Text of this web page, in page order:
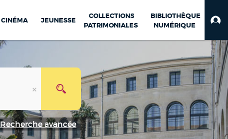
CINÉMA JEUNESSE
COLLECTIONS
PATRIMONIALES
BIBLIOTHÈQUE
NUMÉRIQUE
Recherche avancée